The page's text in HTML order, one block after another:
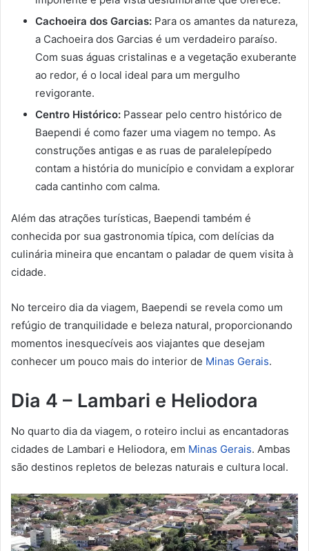
Cachoeira dos Garcias: Para os amantes da natureza,
a Cachoeira dos Garcias é um verdadeiro paraíso.
Com suas águas cristalinas e a vegetação exuberante
ao redor, é o local ideal para um mergulho
revigorante.
Centro Histórico: Passear pelo centro histórico de
Baependi é como fazer uma viagem no tempo. As
construções antigas e as ruas de paralelepípedo
contam a história do município e convidam a explorar
cada cantinho com calma.
Além das atrações turísticas, Baependi também é
conhecida por sua gastronomia típica, com delícias da
culinária mineira que encantam o paladar de quem visita à
cidade.
No terceiro dia da viagem, Baependi se revela como um
refúgio de tranquilidade e beleza natural, proporcionando
momentos inesquecíveis aos viajantes que desejam
conhecer um pouco mais do interior de Minas Gerais.
Dia 4 – Lambari e Heliodora
No quarto dia da viagem, o roteiro inclui as encantadoras
cidades de Lambari e Heliodora, em Minas Gerais. Ambas
são destinos repletos de belezas naturais e cultura local.